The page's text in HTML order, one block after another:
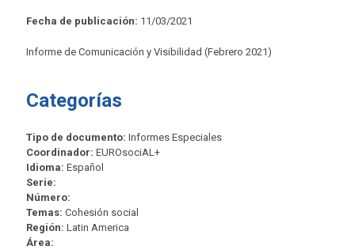
Fecha de publicación: 11/03/2021
Informe de Comunicación y Visibilidad (Febrero 2021)
Categorías
Tipo de documento: Informes Especiales
Coordinador: EUROsociAL+
Idioma: Español
Serie:
Número:
Temas: Cohesión social
Región: Latin America
Área: